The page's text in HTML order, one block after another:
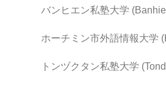
バンヒエン私塾大学
ホーチミン市外語情報大学
トンヅクタン私塾大学